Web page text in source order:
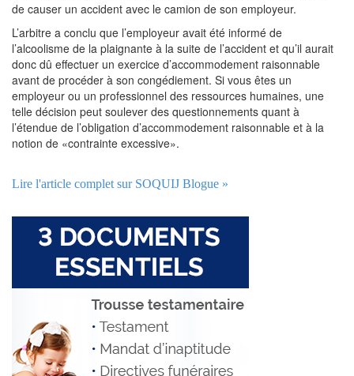
de causer un accident avec le camion de son employeur.
L’arbitre a conclu que l’employeur avait été informé de
l’alcoolisme de la plaignante à la suite de l’accident et qu’il aurait
donc dû effectuer un exercice d’accommodement raisonnable
avant de procéder à son congédiement. Si vous êtes un
employeur ou un professionnel des ressources humaines, une
telle décision peut soulever des questionnements quant à
l’étendue de l’obligation d’accommodement raisonnable et à la
notion de «contrainte excessive».
Lire l'article complet sur SOQUIJ Blogue »